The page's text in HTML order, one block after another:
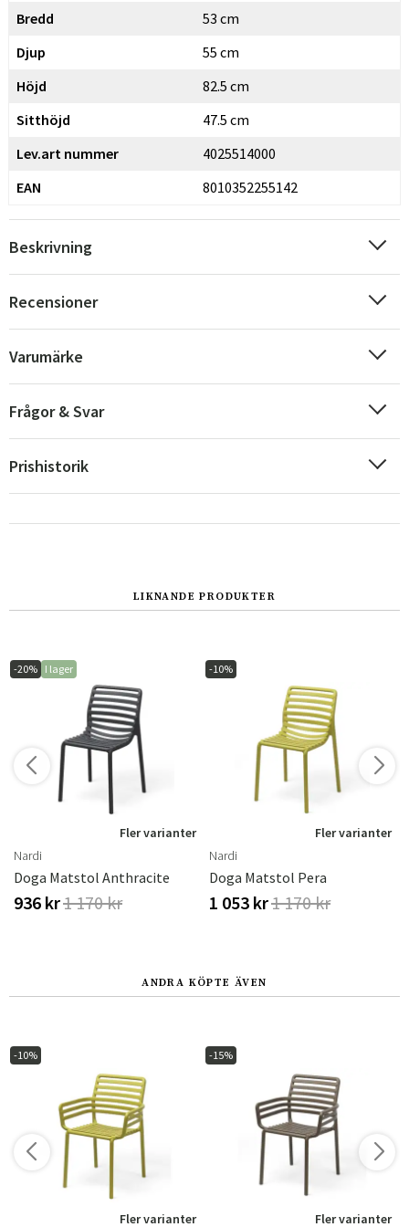
Sverige
Norge
Bredd
53 cm
Djup
55 cm
Höjd
82.5 cm
Sitthöjd
47.5 cm
Lev.art nummer
4025514000
EAN
8010352255142
Beskrivning
Recensioner
Varumärke
Frågor & Svar
Prishistorik
LIKNANDE PRODUKTER
-20% I lager
Fler varianter
Nardi
Doga Matstol Anthracite
936 kr1 170 kr
-10%
Fler varianter
Nardi
Doga Matstol Pera
1 053 kr1 170 kr
ANDRA KÖPTE ÄVEN
-10%
Fler varianter
-15%
Fler varianter